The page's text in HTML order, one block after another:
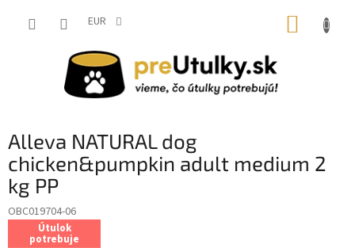
EUR
Alleva NATURAL dog
chicken&pumpkin adult medium 2
kg PP
OBC019704-06
Útulok
potrebuje